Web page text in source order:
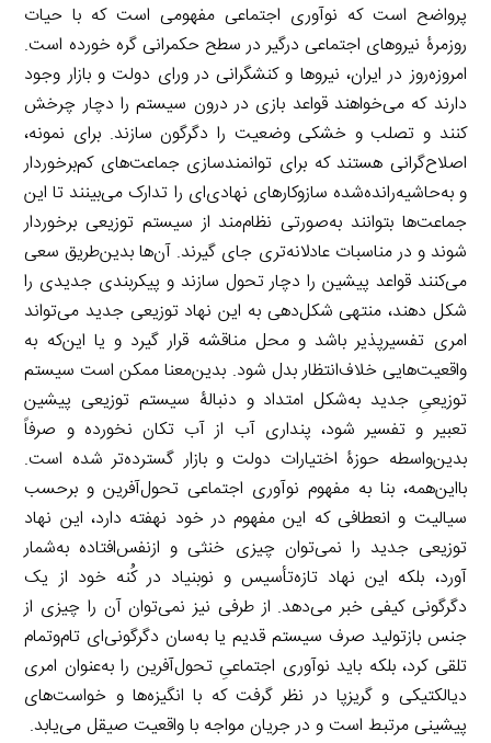
پرواضح است که نوآوری اجتماعی مفهومی است که با حیات
روزمرۀ نیروهای اجتماعی درگیر در سطح حکمرانی گره خورده است.
امروزه‌روز در ایران، نیروها و کنشگرانی در ورای دولت و بازار وجود
دارند که می‌خواهند قواعد بازی در درون سیستم را دچار چرخش
کنند و تصلب و خشکی وضعیت را دگرگون سازند. برای نمونه،
اصلاح‌گرانی هستند که برای توانمندسازی جماعت‌های کم‌برخوردار
و به‌حاشیه‌رانده‌شده سازوکارهای نهادی‌ای را تدارک می‌بینند تا این
جماعت‌ها بتوانند به‌صورتی نظام‌مند از سیستم توزیعی برخوردار
شوند و در مناسبات عادلانه‌تری جای گیرند. آن‌ها بدین‌طریق سعی
می‌کنند قواعد پیشین را دچار تحول سازند و پیکربندی جدیدی را
شکل دهند، منتهی شکل‌دهی به این نهاد توزیعی جدید می‌تواند
امری تفسیرپذیر باشد و محل مناقشه قرار گیرد و یا این‌که به
واقعیت‌هایی خلاف‌انتظار بدل شود. بدین‌معنا ممکن است سیستم
توزیعیِ جدید به‌شکل امتداد و دنبالۀ سیستم توزیعی پیشین
تعبیر و تفسیر شود، پنداری آب از آب تکان نخورده و صرفاً
بدین‌واسطه حوزۀ اختیارات دولت و بازار گسترده‌تر شده است.
بااین‌همه، بنا به مفهوم نوآوری اجتماعی تحول‌آفرین و برحسب
سیالیت و انعطافی که این مفهوم در خود نهفته دارد، این نهاد
توزیعی جدید را نمی‌توان چیزی خنثی و ازنفس‌افتاده به‌شمار
آورد، بلکه این نهاد تازه‌تأسیس و نوبنیاد در کُنه خود از یک
دگرگونی کیفی خبر می‌دهد. از طرفی نیز نمی‌توان آن را چیزی از
جنس بازتولید صرف سیستم قدیم یا به‌سان دگرگونی‌ای تام‌وتمام
تلقی کرد، بلکه باید نوآوری اجتماعیِ تحول‌آفرین را به‌عنوان امری
دیالکتیکی و گریزپا در نظر گرفت که با انگیزه‌ها و خواست‌های
پیشینی مرتبط است و در جریان مواجه با واقعیت صیقل می‌یابد.